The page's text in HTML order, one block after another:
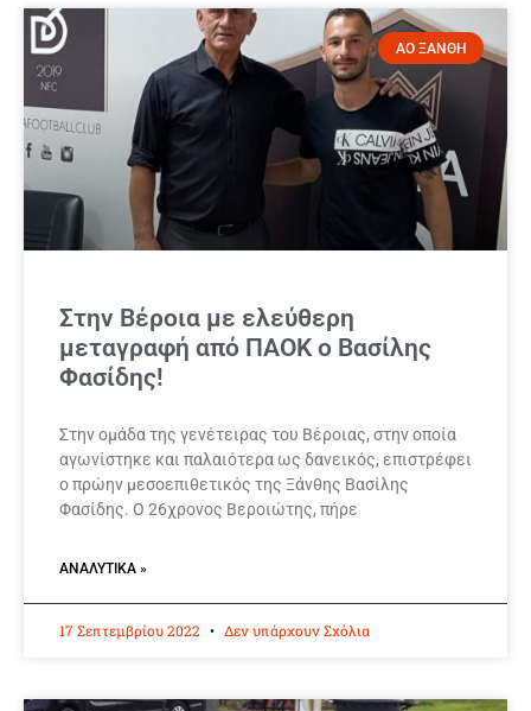
ΑΟ ΞΑΝΘΗ
Στην Βέροια με ελεύθερη
μεταγραφή από ΠΑΟΚ ο Βασίλης
Φασίδης!
Στην ομάδα της γενέτειρας του Βέροιας, στην οποία
αγωνίστηκε και παλαιότερα ως δανεικός, επιστρέφει
ο πρώην μεσοεπιθετικός της Ξάνθης Βασίλης
Φασίδης. Ο 26χρονος Βεροιώτης, πήρε
ΑΝΑΛΥΤΙΚΆ »
17 Σεπτεμβρίου 2022 Δεν υπάρχουν Σχόλια